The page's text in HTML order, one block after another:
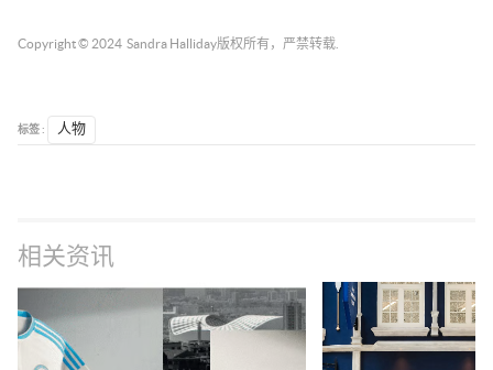
Copyright © 2024 Sandra Halliday版权所有，严禁转载.
标签 : 人物
相关资讯